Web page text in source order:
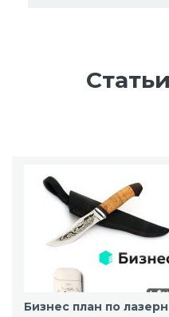
Бизнес план по